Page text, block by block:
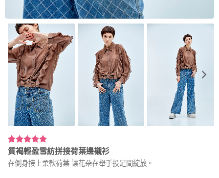
評分5.00/
5，已有
1
位
顧客進行評
質褐輕盈雪紡拼接荷葉邊襯衫
在側身接上柔軟荷葉 讓花朵在舉手投足間綻放。